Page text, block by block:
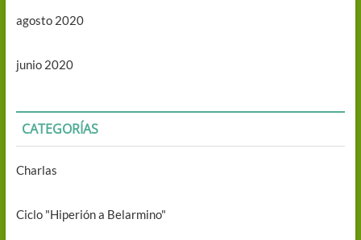
agosto 2020
junio 2020
CATEGORÍAS
Charlas
Ciclo "Hiperión a Belarmino"